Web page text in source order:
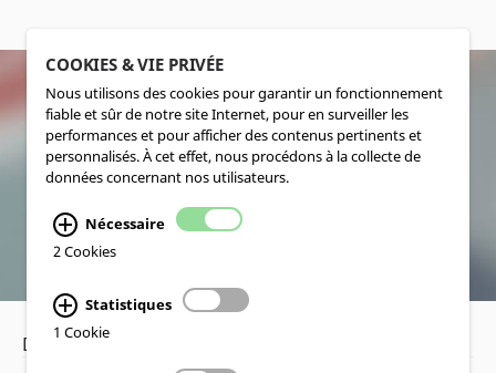
SOCIALMEDIA
Déclaration de confidentialité
COOKIES & VIE PRIVÉE
Nous utilisons des cookies pour garantir un fonctionnement
fiable et sûr de notre site Internet, pour en surveiller les
performances et pour afficher des contenus pertinents et
personnalisés. À cet effet, nous procédons à la collecte de
données concernant nos utilisateurs.
Nécessaire
2 Cookies
Statistiques
1 Cookie